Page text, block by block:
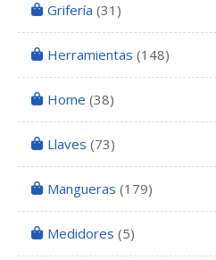
Grifería (31)
Herramientas (148)
Home (38)
Llaves (73)
Mangueras (179)
Medidores (5)